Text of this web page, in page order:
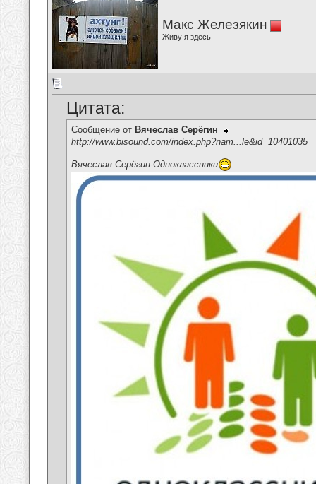
Макс Железякин
Живу я здесь
Цитата:
Сообщение от Вячеслав Серёгин
http://www.bisound.com/index.php?nam...le&id=10401035
Вячеслав Серёгин-Одноклассники